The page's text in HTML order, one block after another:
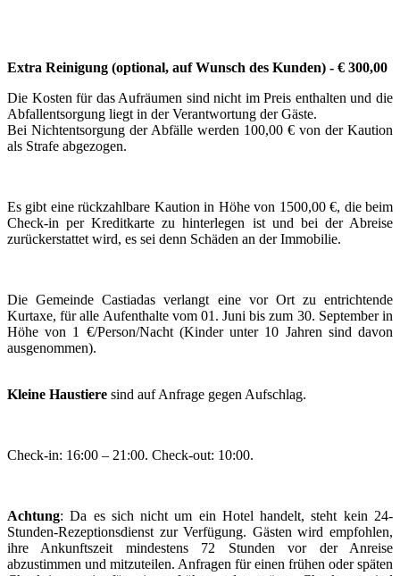
Extra Reinigung (optional, auf Wunsch des Kunden) - € 300,00
Die Kosten für das Aufräumen sind nicht im Preis enthalten und die
Abfallentsorgung liegt in der Verantwortung der Gäste.
Bei Nichtentsorgung der Abfälle werden 100,00 € von der Kaution
als Strafe abgezogen.
Es gibt eine rückzahlbare Kaution in Höhe von 1500,00 €, die beim
Check-in per Kreditkarte zu hinterlegen ist und bei der Abreise
zurückerstattet wird, es sei denn Schäden an der Immobilie.
Die Gemeinde Castiadas verlangt eine vor Ort zu entrichtende
Kurtaxe, für alle Aufenthalte vom 01. Juni bis zum 30. September in
Höhe von 1 €/Person/Nacht (Kinder unter 10 Jahren sind davon
ausgenommen).
Kleine Haustiere sind auf Anfrage gegen Aufschlag.
Check-in: 16:00 – 21:00. Check-out: 10:00.
Achtung: Da es sich nicht um ein Hotel handelt, steht kein 24-
Stunden-Rezeptionsdienst zur Verfügung. Gästen wird empfohlen,
ihre Ankunftszeit mindestens 72 Stunden vor der Anreise
abzustimmen und mitzuteilen. Anfragen für einen frühen oder späten